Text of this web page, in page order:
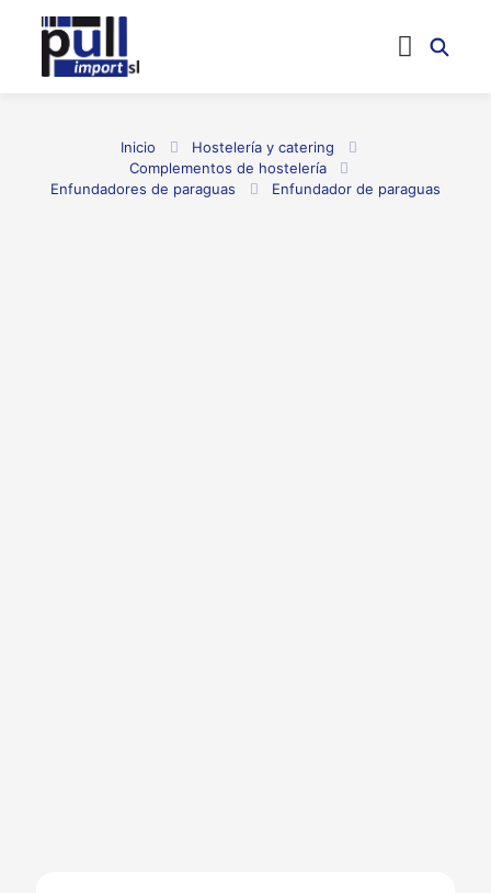
Inicio
Hostelería y catering
Complementos de hostelería
Enfundadores de paraguas
Enfundador de paraguas